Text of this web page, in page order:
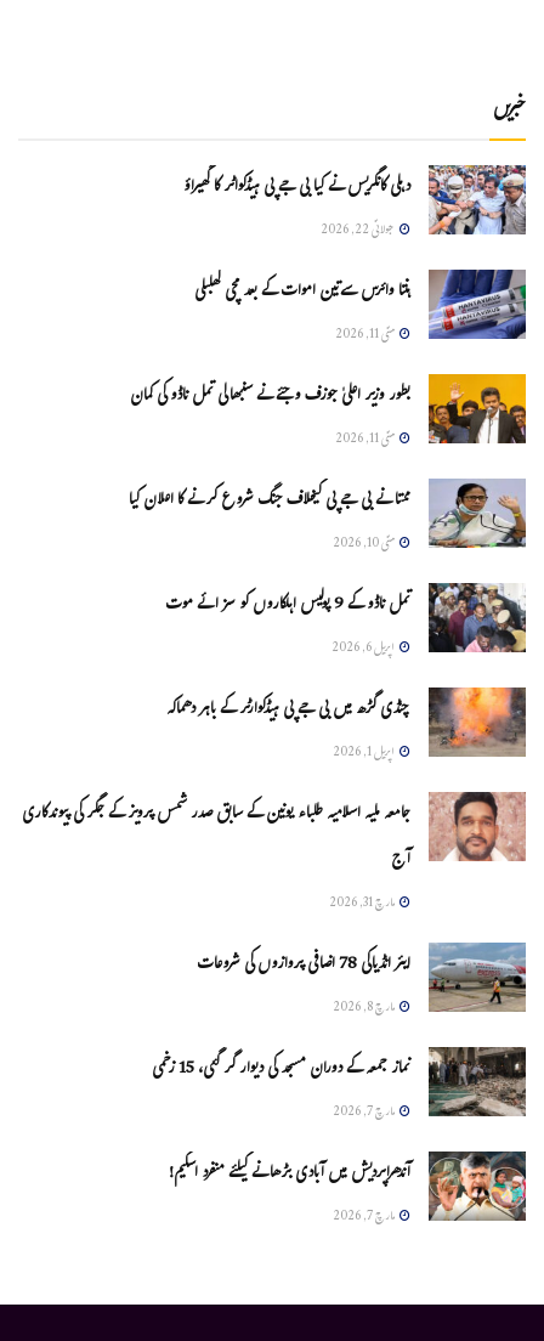
خبریں
دہلی کانگریس نے کیا بی جے پی ہیڈکواٹر کا گھیراؤ
جولائی 22, 2026
ہنتا وائرس سےتین اموات کے بعد مچی کھلبلی
مئی 11, 2026
بطور وزیر اعلیٰ جوزف وجئے نے سنبھالی تمل ناڈو کی کمان
مئی 11, 2026
ممتا نے بی جے پی کیخلاف جنگ شروع کرنے کا اعلان کیا
مئی 10, 2026
تمل ناڈو کے 9 پولیس اہلکاروں کو سزائے موت
اپریل 6, 2026
چنڈی گڑھ میں بی جے پی ہیڈکوارٹر کے باہر دھماکہ
اپریل 1, 2026
جامعہ ملیہ اسلامیہ طلباء یونین کے سابق صدر شمس پرویز کے جگر کی پیوندکاری
آج
مارچ 31, 2026
ایئر انڈیاکی 78 اضافی پروازوں کی شروعات
مارچ 8, 2026
نماز جمعہ کے دوران مسجد کی دیوار گر گئی، 15 زخمی
مارچ 7, 2026
آندھراپردیش میں آبادی بڑھانے کیلئے منفرد اسکیم!
مارچ 7, 2026